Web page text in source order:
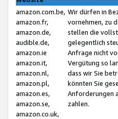
amazon.com.be,
amazon.fr,
amazon.de,
audible.de,
amazon.ie
amazon.it,
amazon.nl,
amazon.pl,
amazon.es,
amazon.se,
amazon.co.uk,
Wir dürfen in
vornehmen, zu
stellen die
gelegentlich
Anfrage nicht
Vergütung so
dass wir Sie
könnten Sie
Anforderungen
zahlen.